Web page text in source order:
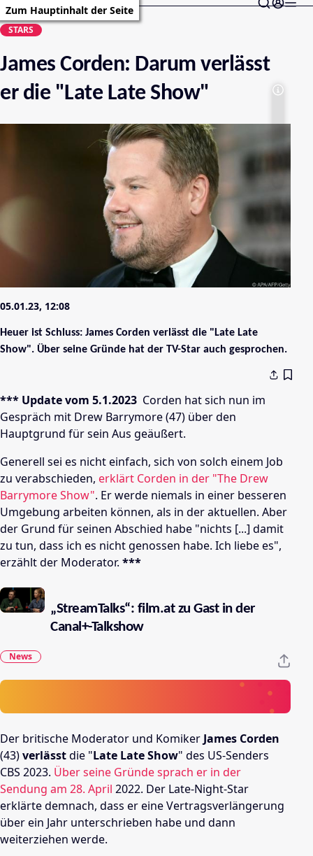
Zum Hauptinhalt der Seite
STARS
James Corden: Darum verlässt
er die "Late Late Show"
05.01.23, 12:08
Heuer ist Schluss: James Corden verlässt die "Late Late
Show". Über seine Gründe hat der TV-Star auch gesprochen.
*** Update vom 5.1.2023 Corden hat sich nun im
Gespräch mit Drew Barrymore (47) über den
Hauptgrund für sein Aus geäußert.
Generell sei es nicht einfach, sich von solch einem Job
zu verabschieden, erklärt Corden in der "The Drew
Barrymore Show". Er werde niemals in einer besseren
Umgebung arbeiten können, als in der aktuellen. Aber
der Grund für seinen Abschied habe "nichts [...] damit
zu tun, dass ich es nicht genossen habe. Ich liebe es",
erzählt der Moderator. ***
„StreamTalks“: film.at zu Gast in der
Canal+-Talkshow
News
Der britische Moderator und Komiker James Corden
(43)verlässtdie "Late Late Show" des US-Senders
CBS 2023. Über seine Gründe sprach er in der
Sendung am 28. April 2022. Der Late-Night-Star
erklärte demnach, dass er eine Vertragsverlängerung
über ein Jahr unterschrieben habe und dann
weiterziehen werde.